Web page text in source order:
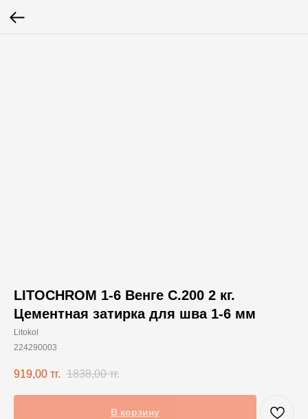
LITOCHROM 1-6 Венге C.200 2 кг.
Цементная затирка для шва 1-6 мм
Litokol
224290003
919,00 тг. 1838,00 тг.
В корзину